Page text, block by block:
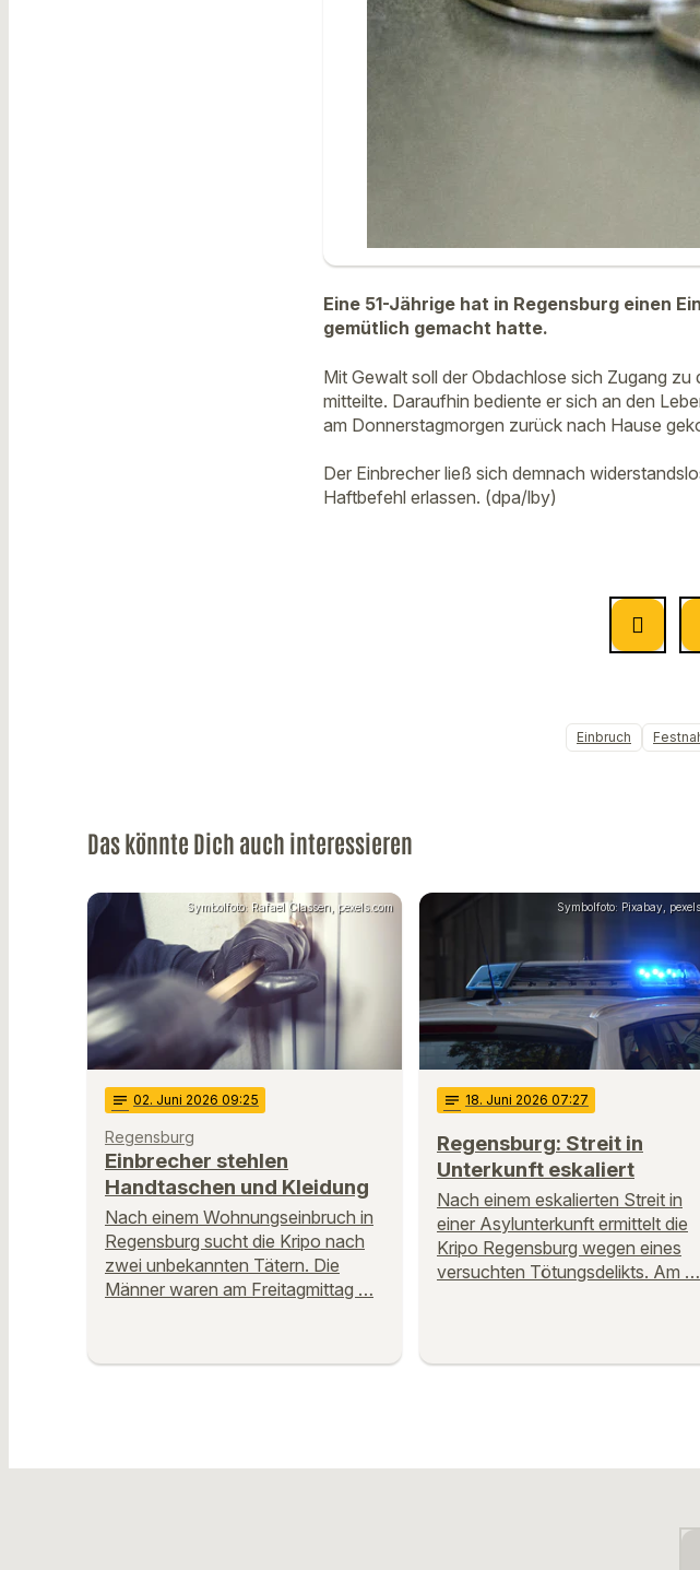
Eine 51-Jährige hat in Regensburg einen
gemütlich gemacht hatte.
Mit Gewalt soll der Obdachlose sich Zugang
mitteilte. Daraufhin bediente er sich an den
am Donnerstagmorgen zurück nach Hause
Der Einbrecher ließ sich demnach
Haftbefehl erlassen. (dpa/lby)
Einbruch
Das könnte Dich auch interessieren
Symbolfoto: Rafael Classen, pexels.com
notes 02. Juni 2026 09:25
Regensburg
Einbrecher stehlen
Handtaschen und Kleidung
Nach einem Wohnungseinbruch in
Regensburg sucht die Kripo nach
zwei unbekannten Tätern. Die
Männer waren am Freitagmittag …
Symbolfoto: Pixabay,
notes 18. Juni 2026 07:27
Regensburg: Streit in
Unterkunft eskaliert
Nach einem eskalierten Streit in
einer Asylunterkunft ermittelt die
Kripo Regensburg wegen eines
versuchten Tötungsdelikts. Am …